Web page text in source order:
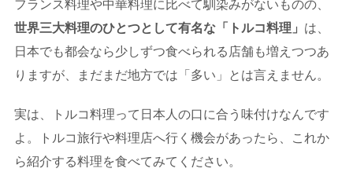
フランス料理や中華料理に比べて馴染みがないものの、
世界三大料理のひとつとして有名な「トルコ料理」 は、
日本でも都会なら少しずつ食べられる店舗も増えつつあ
りますが、まだまだ地方では「多い」とは言えません。
実は、トルコ料理って日本人の口に合う味付けなんです
よ。トルコ旅行や料理店へ行く機会があったら、これか
ら紹介する料理を食べてみてください。